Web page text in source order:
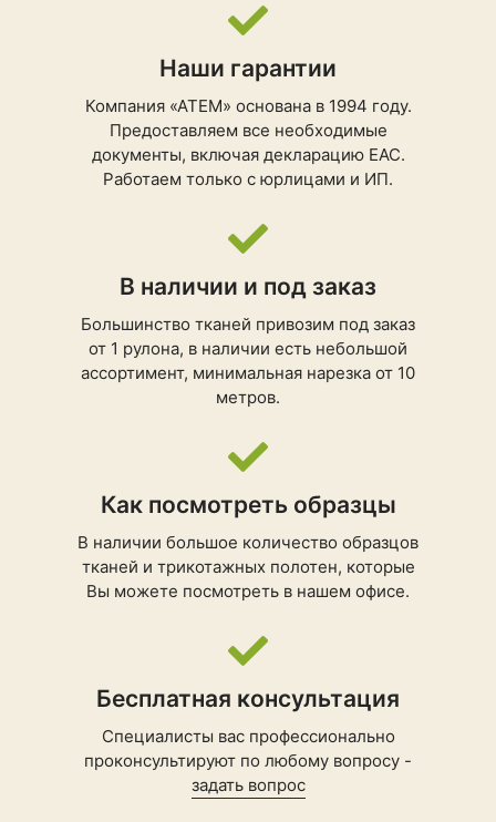
Наши гарантии
Компания «АТЕМ» основана в 1994 году.
Предоставляем все необходимые
документы, включая декларацию ЕАС.
Работаем только с юрлицами и ИП.
В наличии и под заказ
Большинство тканей привозим под заказ
от 1 рулона, в наличии есть небольшой
ассортимент, минимальная нарезка от 10
метров.
Как посмотреть образцы
В наличии большое количество образцов
тканей и трикотажных полотен, которые
Вы можете посмотреть в нашем офисе.
Бесплатная консультация
Специалисты вас профессионально
проконсультируют по любому вопросу -
задать вопрос